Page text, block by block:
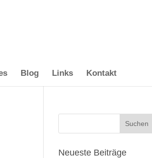
Blog Links Kontakt
Neueste Beiträge